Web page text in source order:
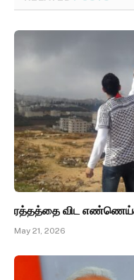
ரத்தத்தை விட
May 21, 2026